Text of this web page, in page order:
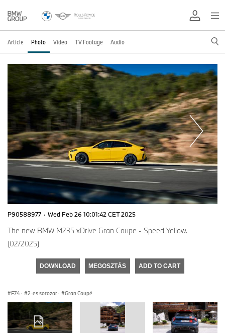
Article Photo Video TV Footage Audio
P90588977 · Wed Feb 26 10:01:42 CET 2025
The new BMW M235 xDrive Gran Coupe - Speed Yellow.
(02/2025)
DOWNLOAD MEGOSZTÁS ADD TO CART
F74 · 2-es sorozat · Gran Coupé